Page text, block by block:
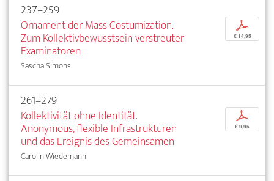
237–259
Ornament der Mass Costumization.
Zum Kollektivbewusstsein verstreuter
Examinatoren
Sascha Simons
p
€ 14,95
261–279
Kollektivität ohne Identität.
Anonymous, flexible Infrastrukturen
und das Ereignis des Gemeinsamen
Carolin Wiedemann
p
€ 9,95